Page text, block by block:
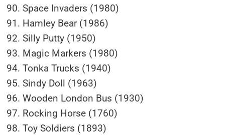
Space Invaders (1980)
Hamley Bear (1986)
Silly Putty (1950)
Magic Markers (1980)
Tonka Trucks (1940)
Sindy Doll (1963)
Wooden London Bus (1930)
Rocking Horse (1760)
Toy Soldiers (1893)